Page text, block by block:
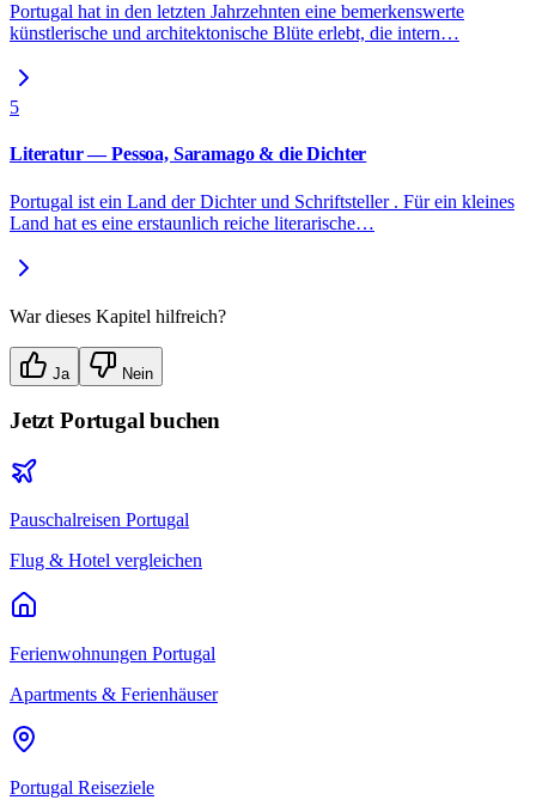
Portugal hat in den letzten Jahrzehnten eine bemerkenswerte
künstlerische und architektonische Blüte erlebt, die intern…
5
Literatur — Pessoa, Saramago & die Dichter
Portugal ist ein Land der Dichter und Schriftsteller . Für ein kleines
Land hat es eine erstaunlich reiche literarische…
War dieses Kapitel hilfreich?
Ja Nein
JetztPortugalbuchen
Pauschalreisen Portugal
Flug & Hotel vergleichen
Ferienwohnungen Portugal
Apartments & Ferienhäuser
Portugal Reiseziele